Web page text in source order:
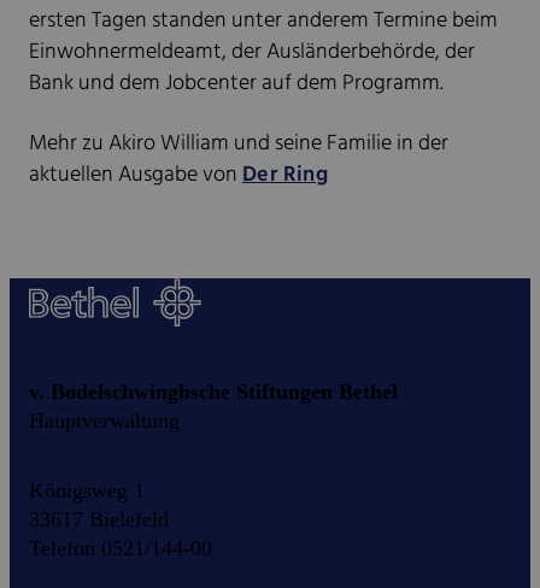
ersten Tagen standen unter anderem Termine beim
Einwohnermeldeamt, der Ausländerbehörde, der
Bank und dem Jobcenter auf dem Programm.
Mehr zu Akiro William und seine Familie in der
aktuellen Ausgabe vonDer Ring
v. Bodelschwinghsche Stiftungen Bethel
Hauptverwaltung
Königsweg 1
33617 Bielefeld
Telefon 0521/144-00